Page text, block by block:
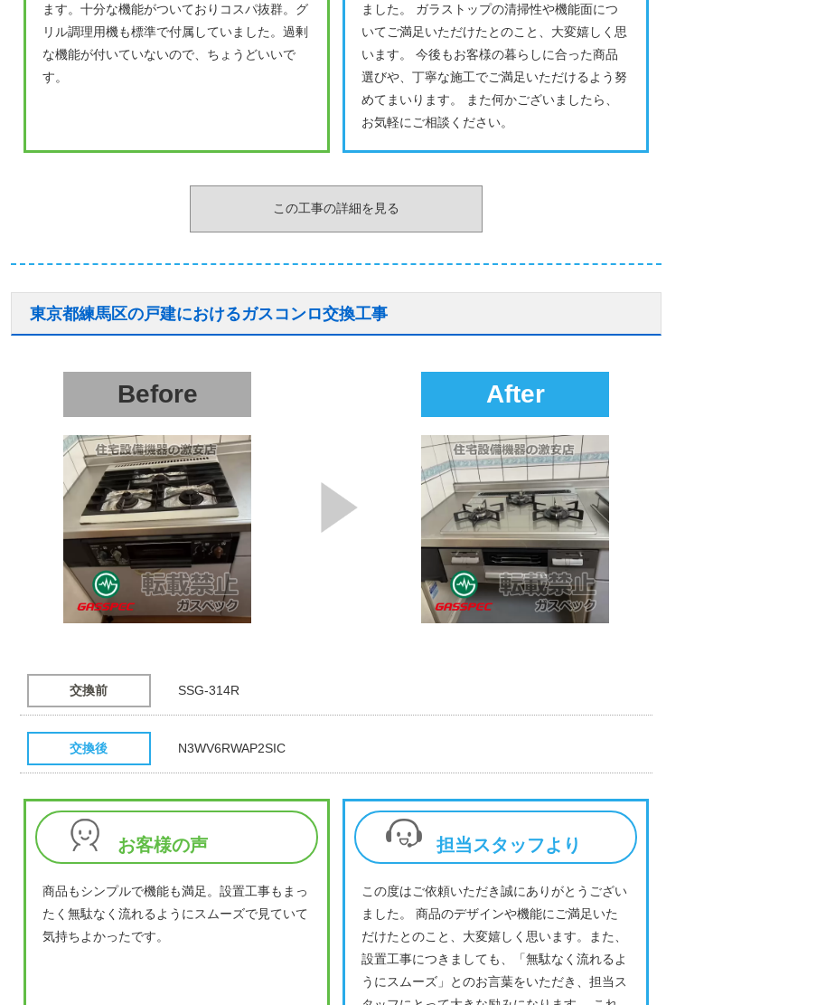
ます。十分な機能がついておりコスパ抜群。グ
リル調理用機も標準で付属していました。過剰
な機能が付いていないので、ちょうどいいで
す。
ました。 ガラストップの清掃性や機能面につ
いてご満足いただけたとのこと、大変嬉しく思
います。 今後もお客様の暮らしに合った商品
選びや、丁寧な施工でご満足いただけるよう努
めてまいります。 また何かございましたら、
お気軽にご相談ください。
この工事の詳細を見る
東京都練馬区の戸建におけるガスコンロ交換工事
Before After
交換前 SSG-314R
交換後 N3WV6RWAP2SIC
お客様の声
商品もシンプルで機能も満足。設置工事もまっ
たく無駄なく流れるようにスムーズで見ていて
気持ちよかったです。
担当スタッフより
この度はご依頼いただき誠にありがとうござい
ました。 商品のデザインや機能にご満足いた
だけたとのこと、大変嬉しく思います。また、
設置工事につきましても、「無駄なく流れるよ
うにスムーズ」とのお言葉をいただき、担当ス